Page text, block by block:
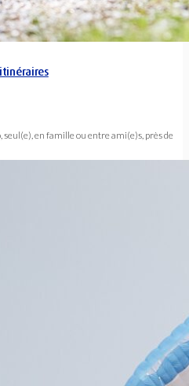
seul(e), en famille ou entre ami(e)s, près de